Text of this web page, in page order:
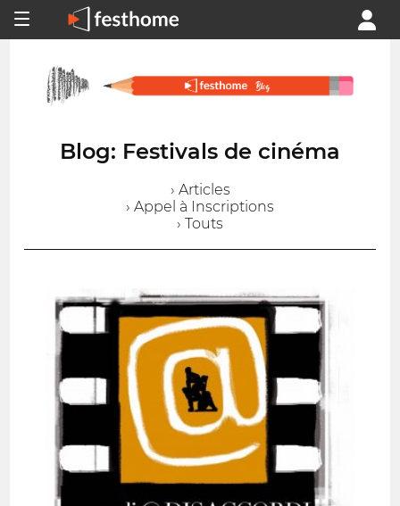
Blog: Festivals de cinéma
› Articles
› Appel à Inscriptions
› Touts